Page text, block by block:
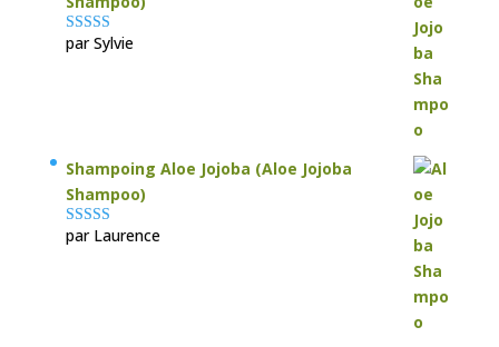
Note5sur 5
par Sylvie
Shampoing Aloe Jojoba (Aloe Jojoba
Shampoo)
Note5sur 5
par Laurence